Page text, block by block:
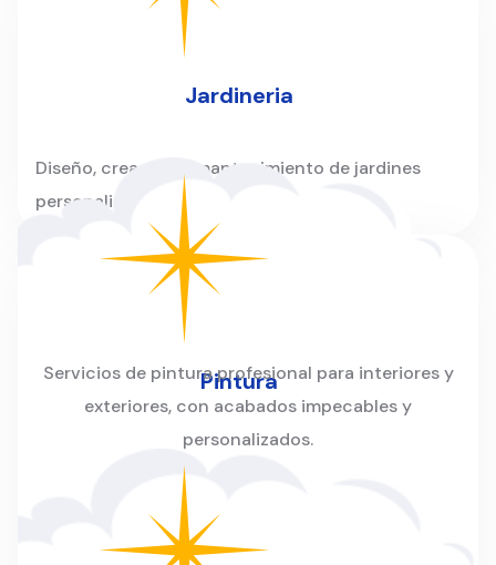
Jardineria
Diseño, creación y mantenimiento de jardines
personalizados para hogares y empresas.
Pintura
Servicios de pintura profesional para interiores y
exteriores, con acabados impecables y
personalizados.